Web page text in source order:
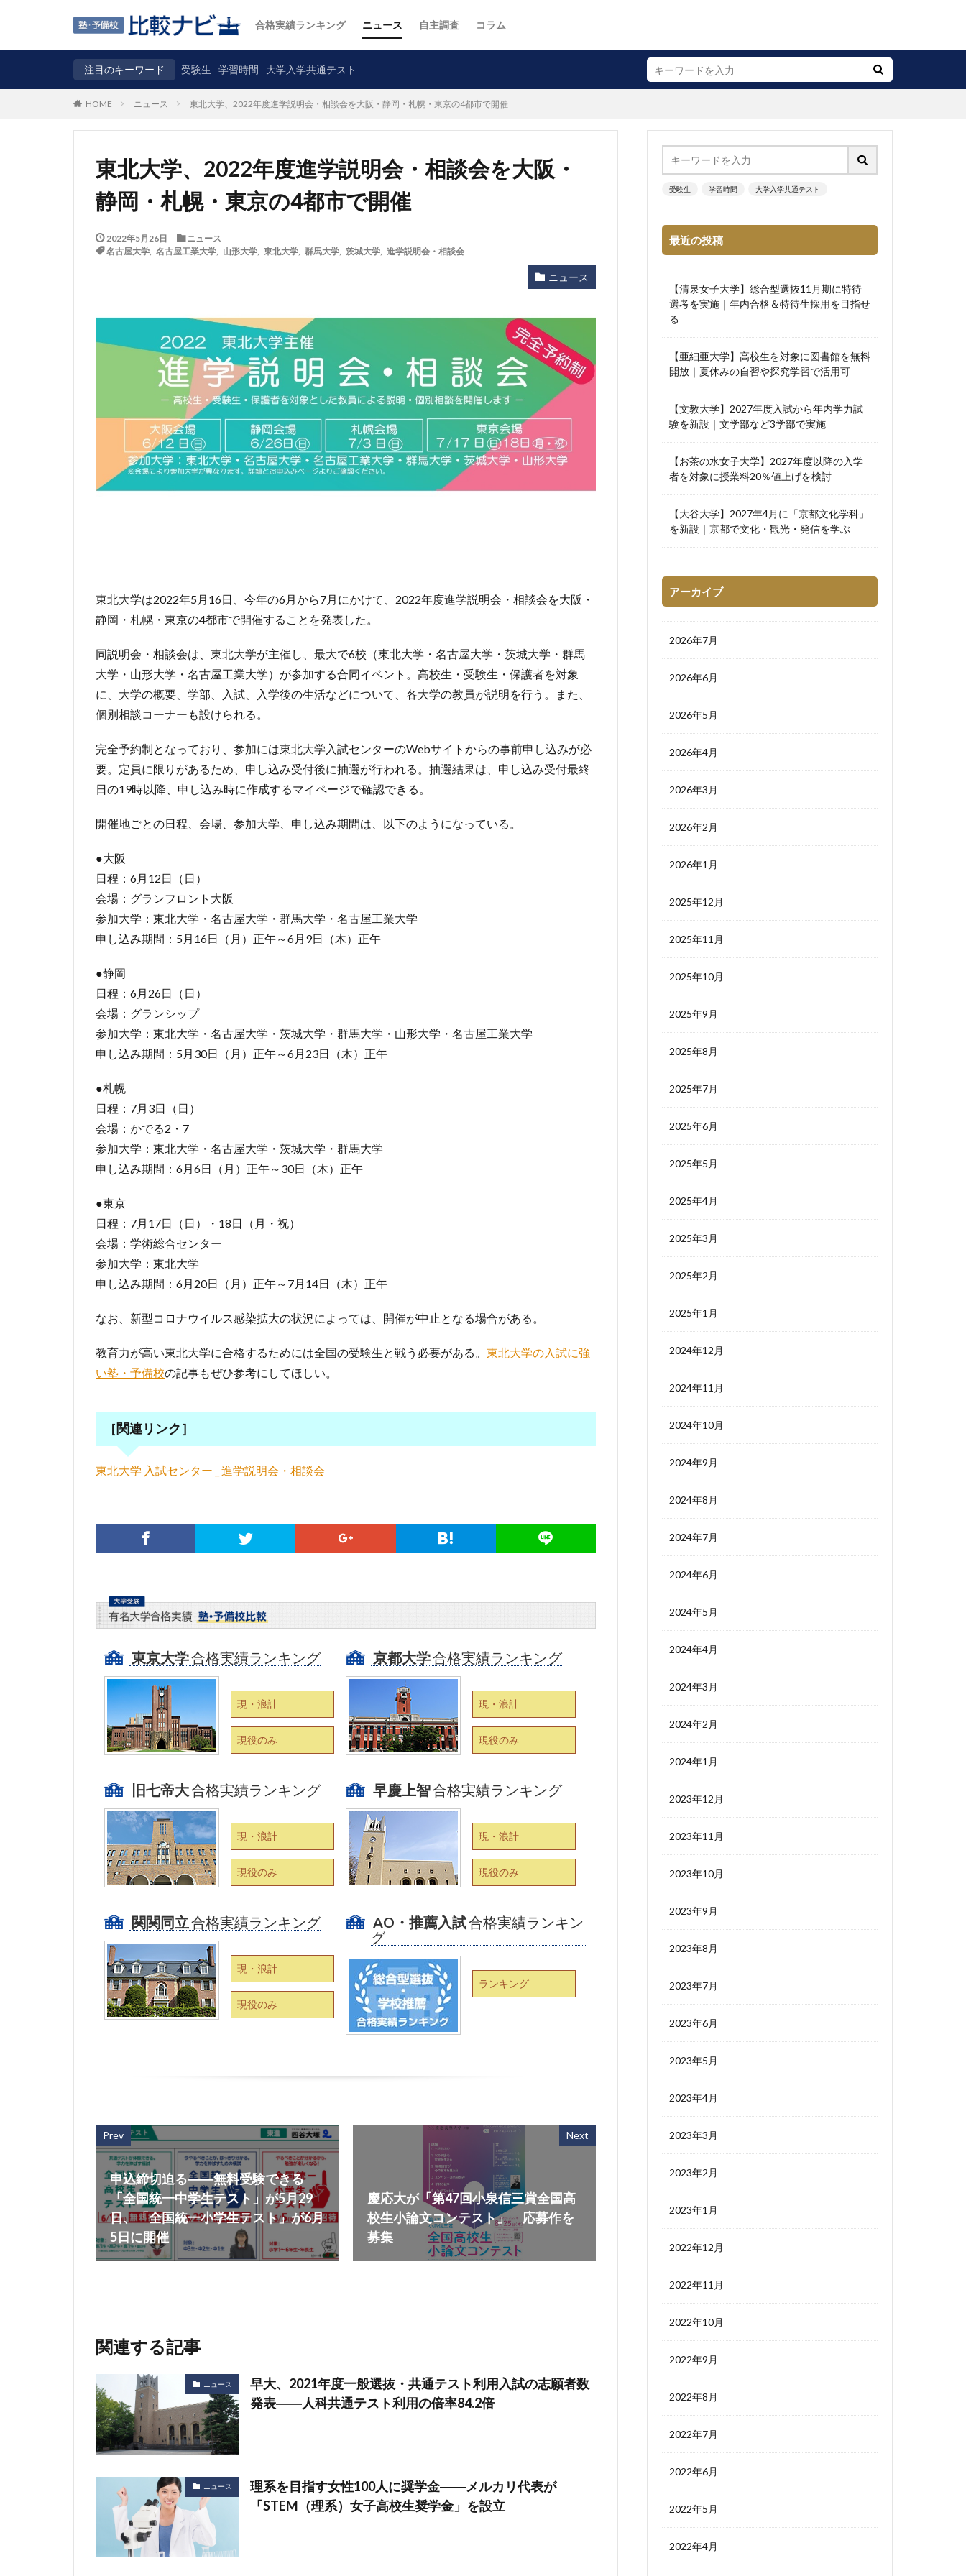
合格実績ランキング ニュース 自主調査 コラム
注目のキーワード 受験生 学習時間 大学入学共通テスト
HOME ニュース 東北大学、2022年度進学説明会・相談会を大阪・静岡・札幌・東京の4都市で開催
東北大学、2022年度進学説明会・相談会を大阪・
静岡・札幌・東京の4都市で開催
2022年5月26日
ニュース
名古屋大学, 名古屋工業大学, 山形大学, 東北大学, 群馬大学, 茨城大学, 進学説明会・相談会
ニュース
東北大学は2022年5月16日、今年の6月から7月にかけて、2022年度進学説明会・相談会を大阪・
静岡・札幌・東京の4都市で開催することを発表した。
同説明会・相談会は、東北大学が主催し、最大で6校（東北大学・名古屋大学・茨城大学・群馬
大学・山形大学・名古屋工業大学）が参加する合同イベント。高校生・受験生・保護者を対象
に、大学の概要、学部、入試、入学後の生活などについて、各大学の教員が説明を行う。また、
個別相談コーナーも設けられる。
完全予約制となっており、参加には東北大学入試センターのWebサイトからの事前申し込みが必
要。定員に限りがあるため、申し込み受付後に抽選が行われる。抽選結果は、申し込み受付最終
日の19時以降、申し込み時に作成するマイページで確認できる。
開催地ごとの日程、会場、参加大学、申し込み期間は、以下のようになっている。
●大阪
日程：6月12日（日）
会場：グランフロント大阪
参加大学：東北大学・名古屋大学・群馬大学・名古屋工業大学
申し込み期間：5月16日（月）正午～6月9日（木）正午
●静岡
日程：6月26日（日）
会場：グランシップ
参加大学：東北大学・名古屋大学・茨城大学・群馬大学・山形大学・名古屋工業大学
申し込み期間：5月30日（月）正午～6月23日（木）正午
●札幌
日程：7月3日（日）
会場：かでる2・7
参加大学：東北大学・名古屋大学・茨城大学・群馬大学
申し込み期間：6月6日（月）正午～30日（木）正午
●東京
日程：7月17日（日）・18日（月・祝）
会場：学術総合センター
参加大学：東北大学
申し込み期間：6月20日（月）正午～7月14日（木）正午
なお、新型コロナウイルス感染拡大の状況によっては、開催が中止となる場合がある。
教育力が高い東北大学に合格するためには全国の受験生と戦う必要がある。 東北大学の入試に強
い塾・予備校の記事もぜひ参考にしてほしい。
［関連リンク］
東北大学 入試センター _ 進学説明会・相談会
東京大学合格実績ランキング
現・浪計
現役のみ
京都大学合格実績ランキング
現・浪計
現役のみ
旧七帝大合格実績ランキング
現・浪計
現役のみ
早慶上智合格実績ランキング
現・浪計
現役のみ
関関同立合格実績ランキング
現・浪計
現役のみ
AO・推薦入試合格実績ランキン
グ
ランキング
Prev
申込締切迫る――無料受験できる
「全国統一中学生テスト」が5月29
日、「全国統一小学生テスト」が6月
5日に開催
Next
慶応大が「第47回小泉信三賞全国高
校生小論文コンテスト」 応募作を
募集
関連する記事
ニュース
早大、2021年度一般選抜・共通テスト利用入試の志願者数
発表――人科共通テスト利用の倍率84.2倍
ニュース
理系を目指す女性100人に奨学金――メルカリ代表が
「STEM（理系）女子高校生奨学金」を設立
受験生 学習時間 大学入学共通テスト
最近の投稿
【清泉女子大学】総合型選抜11月期に特待
選考を実施｜年内合格＆特待生採用を目指せ
る
【亜細亜大学】高校生を対象に図書館を無料
開放｜夏休みの自習や探究学習で活用可
【文教大学】2027年度入試から年内学力試
験を新設｜文学部など3学部で実施
【お茶の水女子大学】2027年度以降の入学
者を対象に授業料20％値上げを検討
【大谷大学】2027年4月に「京都文化学科」
を新設｜京都で文化・観光・発信を学ぶ
アーカイブ
2026年7月
2026年6月
2026年5月
2026年4月
2026年3月
2026年2月
2026年1月
2025年12月
2025年11月
2025年10月
2025年9月
2025年8月
2025年7月
2025年6月
2025年5月
2025年4月
2025年3月
2025年2月
2025年1月
2024年12月
2024年11月
2024年10月
2024年9月
2024年8月
2024年7月
2024年6月
2024年5月
2024年4月
2024年3月
2024年2月
2024年1月
2023年12月
2023年11月
2023年10月
2023年9月
2023年8月
2023年7月
2023年6月
2023年5月
2023年4月
2023年3月
2023年2月
2023年1月
2022年12月
2022年11月
2022年10月
2022年9月
2022年8月
2022年7月
2022年6月
2022年5月
2022年4月